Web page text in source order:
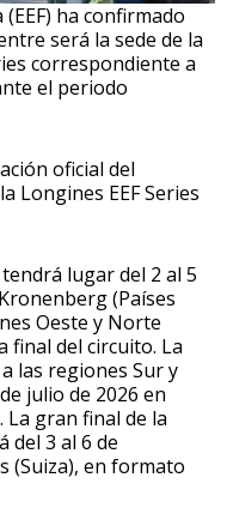
ha confirmado
será la sede de la
correspondiente a
el periodo
oficial del
Longines EEF Series
lugar del 2 al 5
(Países
Oeste y Norte
final del circuito. La
las regiones Sur y
julio de 2026 en
La gran final de la
del 3 al 6 de
(Suiza), en formato